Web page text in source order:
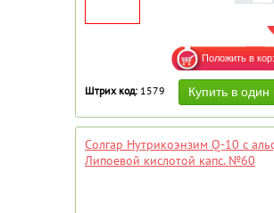
Штрих код: 1579
Солгар Нутрикоэнзим Q-10 с
Липоевой кислотой капс. №60